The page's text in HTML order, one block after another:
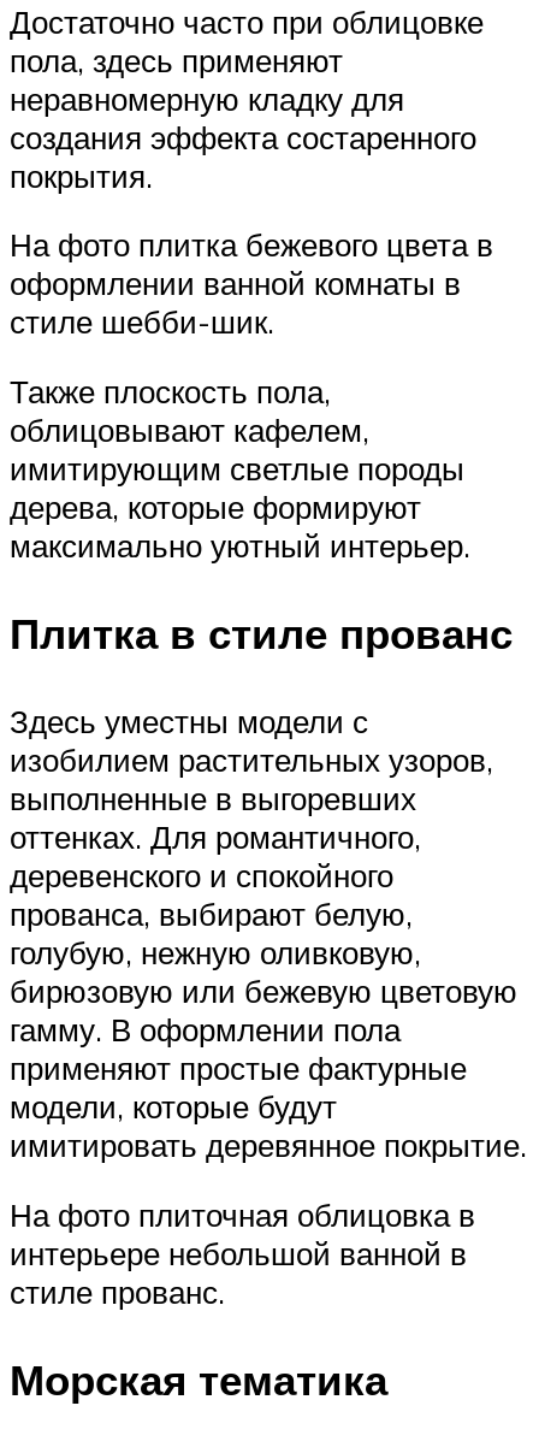
Достаточно часто при облицовке
пола, здесь применяют
неравномерную кладку для
создания эффекта состаренного
покрытия.
На фото плитка бежевого цвета в
оформлении ванной комнаты в
стиле шебби-шик.
Также плоскость пола,
облицовывают кафелем,
имитирующим светлые породы
дерева, которые формируют
максимально уютный интерьер.
Плитка в стиле прованс
Здесь уместны модели с
изобилием растительных узоров,
выполненные в выгоревших
оттенках. Для романтичного,
деревенского и спокойного
прованса, выбирают белую,
голубую, нежную оливковую,
бирюзовую или бежевую цветовую
гамму. В оформлении пола
применяют простые фактурные
модели, которые будут
имитировать деревянное покрытие.
На фото плиточная облицовка в
интерьере небольшой ванной в
стиле прованс.
Морская тематика